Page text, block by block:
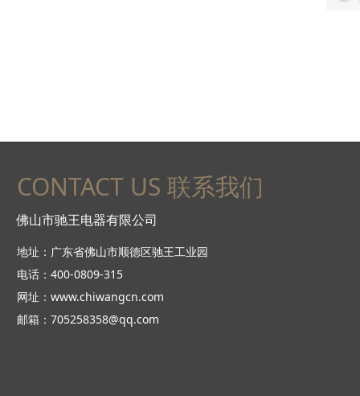
CONTACT US 联系我们
地址：广东省佛山市顺德区驰王工业园
电话：400-0809-315
网址：www.chiwangcn.com
邮箱：705258358@qq.com
佛山市驰王电器有限公司